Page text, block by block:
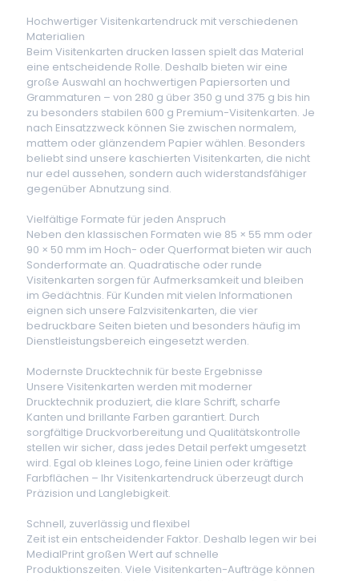
Hochwertiger Visitenkartendruck mit verschiedenen
Materialien
Beim Visitenkarten drucken lassen spielt das Material
eine entscheidende Rolle. Deshalb bieten wir eine
große Auswahl an hochwertigen Papiersorten und
Grammaturen – von 280 g über 350 g und 375 g bis hin
zu besonders stabilen 600 g Premium-Visitenkarten. Je
nach Einsatzzweck können Sie zwischen normalem,
mattem oder glänzendem Papier wählen. Besonders
beliebt sind unsere kaschierten Visitenkarten, die nicht
nur edel aussehen, sondern auch widerstandsfähiger
gegenüber Abnutzung sind.
Vielfältige Formate für jeden Anspruch
Neben den klassischen Formaten wie 85 × 55 mm oder
90 × 50 mm im Hoch- oder Querformat bieten wir auch
Sonderformate an. Quadratische oder runde
Visitenkarten sorgen für Aufmerksamkeit und bleiben
im Gedächtnis. Für Kunden mit vielen Informationen
eignen sich unsere Falzvisitenkarten, die vier
bedruckbare Seiten bieten und besonders häufig im
Dienstleistungsbereich eingesetzt werden.
Modernste Drucktechnik für beste Ergebnisse
Unsere Visitenkarten werden mit moderner
Drucktechnik produziert, die klare Schrift, scharfe
Kanten und brillante Farben garantiert. Durch
sorgfältige Druckvorbereitung und Qualitätskontrolle
stellen wir sicher, dass jedes Detail perfekt umgesetzt
wird. Egal ob kleines Logo, feine Linien oder kräftige
Farbflächen – Ihr Visitenkartendruck überzeugt durch
Präzision und Langlebigkeit.
Schnell, zuverlässig und flexibel
Zeit ist ein entscheidender Faktor. Deshalb legen wir bei
MedialPrint großen Wert auf schnelle
Produktionszeiten. Viele Visitenkarten-Aufträge können